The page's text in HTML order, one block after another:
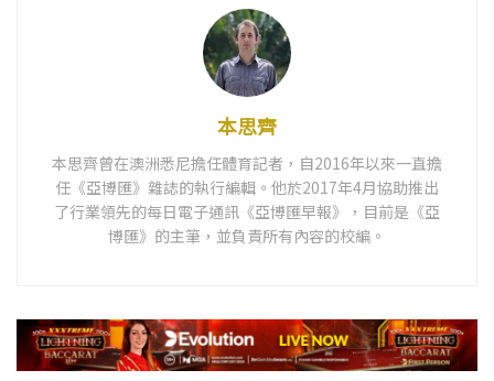
本思齊
本思齊曾在澳洲悉尼擔任體育記者，自2016年以來一直擔
任《亞博匯》雜誌的執行編輯。他於2017年4月協助推出
了行業領先的每日電子通訊《亞博匯早報》，目前是《亞
博匯》的主筆，並負責所有內容的校編。